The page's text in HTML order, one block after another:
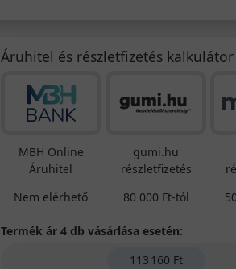
Áruhitel és részletfizetés kalkulátor
MBH Online
Áruhitel
Nem elérhető
gumi.hu
részletfizetés
80 000 Ft-tól
Termék ár 4 db vásárlása esetén:
113 160 Ft